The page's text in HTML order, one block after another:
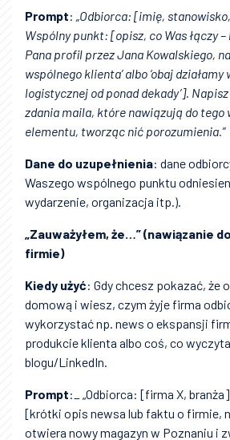
Prompt:„Odbiorca: [imię,
Wspólny punkt: [opisz, co Was łączy –
Pana profil przez Jana Kowalskiego,
wspólnego klienta’ albo ‘obaj działamy
logistycznej od ponad dekady’].
zdania maila, które nawiązują do tego
elementu, tworząc nić porozumienia.”
Dane do uzupełnienia: dane
Waszego wspólnego punktu
wydarzenie, organizacja itp.).
„Zauważyłem, że…” (nawiązanie
firmie)
Kiedy użyć: Gdy chcesz pokazać, że
domową i wiesz, czym żyje firma
wykorzystać np. news o ekspansji
produkcie klienta albo coś, co
blogu/LinkedIn.
Prompt:_ „Odbiorca: [firma X,
[krótki opis newsa lub faktu o firmie,
otwiera nowy magazyn w Poznaniu i